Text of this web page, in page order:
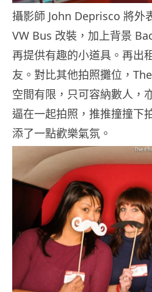
攝影師 John Deprisco 將外
VW Bus 改裝，加上背景
再提供有趣的小道具。再出
友。對比其他拍照攤位，
空間有限，只可容納數人，
逼在一起拍照，推推撞撞下
添了一點歡樂氣氛。